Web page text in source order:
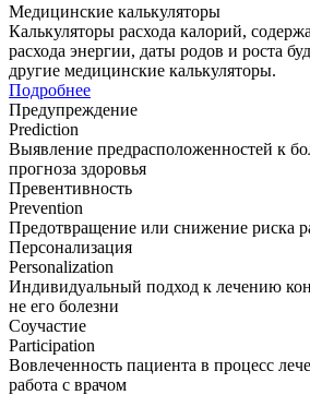
Медицинские калькуляторы
Калькуляторы расхода калорий,
расхода энергии, даты родов и роста
другие медицинские калькуляторы.
Подробнее
Предупреждение
Prediction
Выявление предрасположенностей к
прогноза здоровья
Превентивность
Prevention
Предотвращение или снижение риска
Персонализация
Personalization
Индивидуальный подход к лечению
не его болезни
Соучастие
Participation
Вовлеченность пациента в процесс
работа с врачом